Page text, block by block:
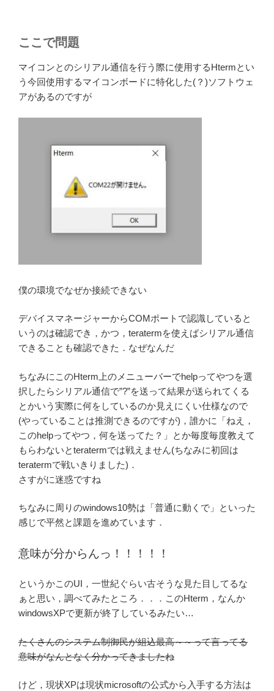
ここで問題
マイコンとのシリアル通信を行う際に使用するHtermとい
う今回使用するマイコンボードに特化した(？)ソフトウェ
アがあるのですが
僕の環境でなぜか接続できない
デバイスマネージャーからCOMポートで認識していると
いうのは確認でき，かつ，teratermを使えばシリアル通信
できることも確認できた．なぜなんだ
ちなみにこのHterm上のメニューバーでhelpってやつを選
択したらシリアル通信で”?”を送って結果が送られてくる
とかいう実際に何をしているのか見えにくい仕様なので
(やっていることは推測できるのですが)，誰かに「ねえ，
このhelpってやつ，何を送ってた？」とか毎度毎度教えて
もらわないとteratermでは戦えません(ちなみに初回は
teratermで戦いきりました)．
さすがに迷惑ですね
ちなみに周りのwindows10勢は「普通に動くで」といった
感じで平然と課題を進めています．
意味が分からんっ！！！！！
というかこのUI，一世紀ぐらい古そうな見た目してるな
ぁと思い，調べてみたところ．．．このHterm，なんか
windowsXPで更新が終了しているみたい…
たくさんのシステム制御民が組込最高～～って言ってる
意味がなんとなく分かってきましたね
けど，現状XPは現状microsoftの公式から入手する方法は